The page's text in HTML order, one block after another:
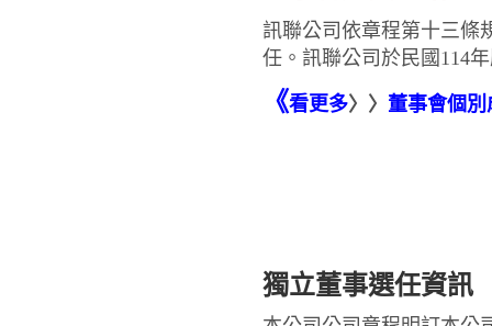
訊聯公司依章程第十三條
任。 訊聯公司於民國114
《看更多〉〉 董事會個
獨立董事選任資訊